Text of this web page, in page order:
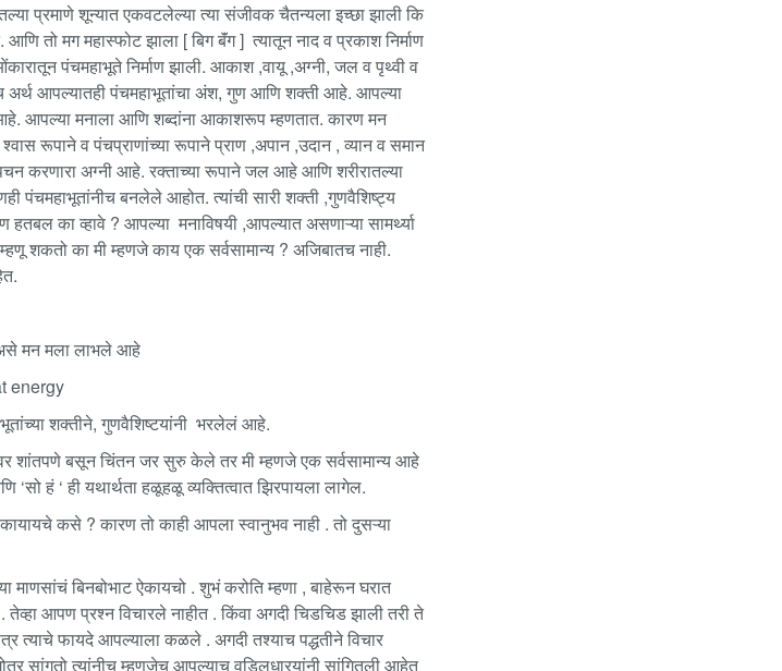
प्रमाणे शून्यात एकवटलेल्या त्या संजीवक चैतन्यला इच्छा झाली कि
तो मग महास्फोट झाला [ बिग बॅंग ] त्यातून नाद व प्रकाश निर्माण
पंचमहाभूते निर्माण झाली. आकाश ,वायू ,अग्नी, जल व पृथ्वी व
अर्थ आपल्यातही पंचमहाभूतांचा अंश, गुण आणि शक्ती आहे. आपल्या
आपल्या मनाला आणि शब्दांना आकाशरूप म्हणतात. कारण मन
रूपाने व पंचप्राणांच्या रूपाने प्राण ,अपान ,उदान , व्यान व समान
करणारा अग्नी आहे. रक्ताच्या रूपाने जल आहे आणि शरीरातल्या
पंचमहाभूतांनीच बनलेले आहोत. त्यांची सारी शक्ती ,गुणवैशिष्ट्य
का व्हावे ? आपल्या मनाविषयी ,आपल्यात असणाऱ्या सामर्थ्या
शकतो का मी म्हणजे काय एक सर्वसामान्य ? अजिबातच नाही.
असे मन मला लाभले आहे
energy
शक्तीने, गुणवैशिष्टयांनी भरलेलं आहे.
शांतपणे बसून चिंतन जर सुरु केले तर मी म्हणजे एक सर्वसामान्य आहे
हं ‘ ही यथार्थता हळूहळू व्यक्तित्वात झिरपायला लागेल.
कसे ? कारण तो काही आपला स्वानुभव नाही . तो दुसऱ्या
बिनबोभाट ऐकायचो . शुभं करोति म्हणा , बाहेरून घरात
आपण प्रश्न विचारले नाहीत . किंवा अगदी चिडचिड झाली तरी ते
त्याचे फायदे आपल्याला कळले . अगदी तश्याच पद्धतीने विचार
सांगतो त्यांनीच म्हणजेच आपल्याच वडिलधाऱयांनी सांगितली आहेत